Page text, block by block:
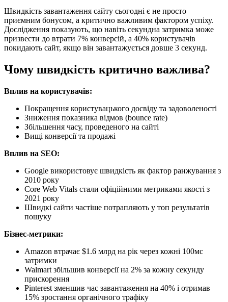
Швидкість завантаження сайту сьогодні є не просто
приємним бонусом, а критично важливим фактором успіху.
Дослідження показують, що навіть секундна затримка може
призвести до втрати 7% конверсій, а 40% користувачів
покидають сайт, якщо він завантажується довше 3 секунд.
Чому швидкість критично важлива?
Вплив на користувачів:
Покращення користувацького досвіду та задоволеності
Зниження показника відмов (bounce rate)
Збільшення часу, проведеного на сайті
Вищі конверсії та продажі
Вплив на SEO:
Google використовує швидкість як фактор ранжування з
2010 року
Core Web Vitals стали офіційними метриками якості з
2021 року
Швидкі сайти частіше потрапляють у топ результатів
пошуку
Бізнес-метрики:
Amazon втрачає $1.6 млрд на рік через кожні 100мс
затримки
Walmart збільшив конверсії на 2% за кожну секунду
прискорення
Pinterest зменшив час завантаження на 40% і отримав
15% зростання органічного трафіку